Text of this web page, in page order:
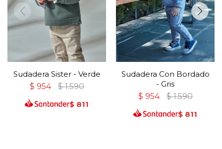
Sudadera Sister - Verde
$ 954 $ 1.590
$ 811
Sudadera Con Bordado
- Gris
$ 954 $ 1.590
$ 811